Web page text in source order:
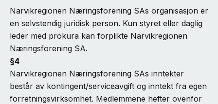
Narvikregionen Næringsforening SAs organisasjon er
en selvstendig juridisk person. Kun styret eller daglig
leder med prokura kan forplikte Narvikregionen
Næringsforening SA.
§4
Narvikregionen Næringsforening SAs inntekter
består av kontingent/serviceavgift og inntekt fra egen
forretningsvirksomhet. Medlemmene hefter ovenfor